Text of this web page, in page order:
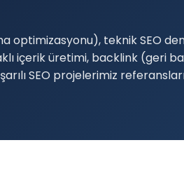
optimizasyonu), teknik SEO
içerik üretimi, backlink (geri
SEO projelerimiz